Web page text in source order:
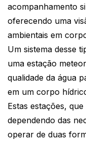
acompanhamento
oferecendo uma
ambientais em
Um sistema desse
uma estação
qualidade da água
em um corpo
Estas estações,
dependendo das
operar de duas